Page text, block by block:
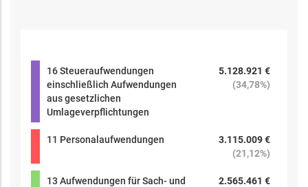
16 Steueraufwendungen
einschließlich Aufwendungen
aus gesetzlichen
Umlageverpflichtungen
5.128.921 €
(34,78%)
11 Personalaufwendungen
3.115.009 €
(21,12%)
13 Aufwendungen für Sach- und
2.565.461 €